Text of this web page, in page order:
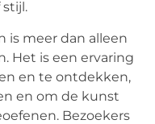
is meer dan alleen
Het is een ervaring
en te ontdekken,
en om de kunst
Bezoekers